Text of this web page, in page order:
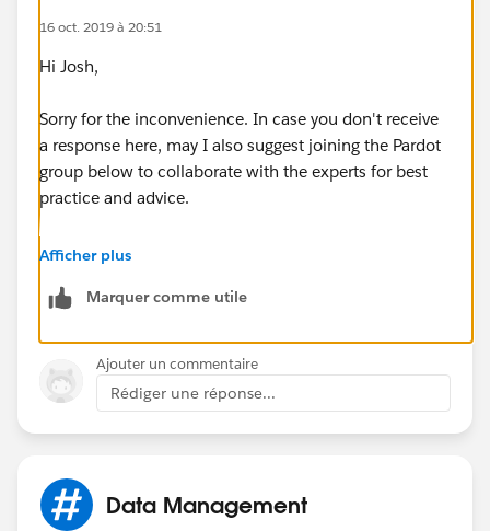
16 oct. 2019 à 20:51
Hi Josh,
Sorry for the inconvenience. In case you don't receive
a response here, may I also suggest joining the Pardot
group below to collaborate with the experts for best
practice and advice.
https://success.salesforce.com/_ui/core/chatter/gro
Regards,
Jayson
Afficher plus
Marquer comme utile
Ajouter un commentaire
Rédiger une réponse...
Data Management